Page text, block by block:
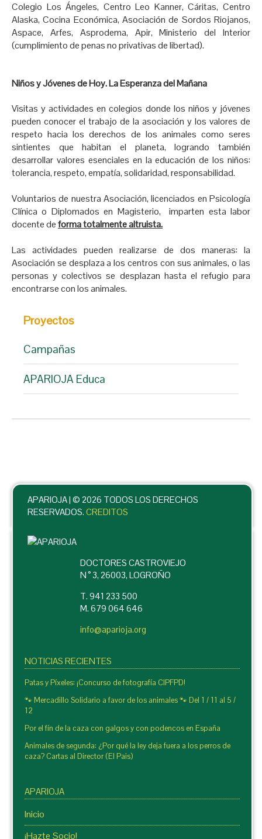
Colegio Los Ángeles, Centro Leo Kanner, Cáritas, Centro
Alaska, Cocina Económica, Asociación de Sordos Riojanos,
Aspace, Arfes, Asprodema, Apir, Ministerio del Interior
(cumplimiento de penas no privativas de libertad).
Niños y Jóvenes de Hoy. La Esperanza del Mañana
Visitas y actividades en colegios donde los niños y jóvenes
pueden conocer el trabajo de la asociación y los valores de
respeto hacia los derechos de los animales como seres
sintientes que habitan el planeta, logrando también
desarrollar valores esenciales en la educación de los niños:
tolerancia, respeto, empatía, solidaridad, responsabilidad.
Voluntarios de nuestra Asociación, licenciados en Psicología
Clínica o Diplomados en Magisterio, imparten esta labor
docente deforma totalmente altruista.
Las actividades pueden realizarse de dos maneras: la
Asociación se desplaza a los centros con sus animales, o las
personas y colectivos se desplazan hasta el refugio para
encontrarse con los animales.
Proyectos
Campañas
APARIOJA Educa
APARIOJA | © 2026 TODOS LOS DERECHOS
RESERVADOS. CREDITOS
DOCTORES CASTROVIEJO
N ° 3, 26003, LOGROÑO
T. 941 233 500
M. 679 064 646
info@aparioja.org
NOTICIAS RECIENTES
Patas y Píxeles: ¡Concurso de fotografía CIPFPD!
🐾 Mercadillo Solidario a favor de los animales 🐾 Del 1 / 11 al 5 /
12
Por el fín de la caza con galgos y con podencos en España
Animales de segunda: ¿Por qué la ley deja fuera a los perros de
caza? Cartas al Director (El Pais)
APARIOJA
Inicio
¡Hazte Socio!